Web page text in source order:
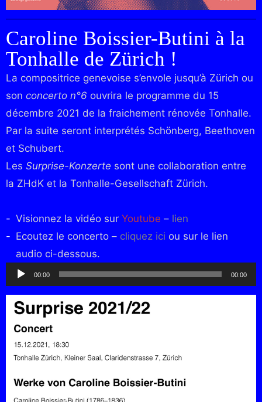
Caroline Boissier-Butini à la
Tonhalle de Zürich !
La compositrice genevoise s’envole jusqu’à Zürich ou
son concerto n°6 ouvrira le programme du 15
décembre 2021 de la fraichement rénovée Tonhalle.
Par la suite seront interprétés Schönberg, Beethoven
et Schubert.
Les Surprise-Konzerte sont une collaboration entre
la ZHdK et la Tonhalle-Gesellschaft Zürich.
Visionnez la vidéo sur Youtube – lien
Ecoutez le concerto – cliquez ici ou sur le lien
audio ci-dessous.
Audio
Player
00:00 00:00